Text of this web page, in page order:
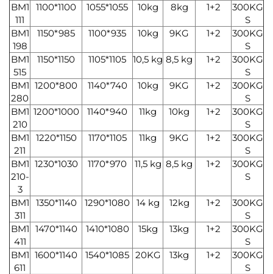
BM1
111
1100*1100 1055*1055 10kg 8kg 1+2
300KG
S
BM1
198
1150*985 1100*935 10kg 9KG 1+2
300KG
S
BM1
515
1150*1150 1105*1105 10,5 kg 8,5 kg 1+2
300KG
S
BM1
280
1200*800 1140*740 10kg 9KG 1+2
300KG
S
BM1
210
1200*1000 1140*940 11kg 10kg 1+2
300KG
S
BM1
211
1220*1150 1170*1105 11kg 9KG 1+2
300KG
S
BM1
210-
3
1230*1030 1170*970 11,5 kg 8,5 kg 1+2
300KG
S
BM1
311
1350*1140 1290*1080 14 kg 12kg 1+2
300KG
S
BM1
411
1470*1140 1410*1080 15kg 13kg 1+2
300KG
S
BM1
611
1600*1140 1540*1085 20KG 13kg 1+2
300KG
S